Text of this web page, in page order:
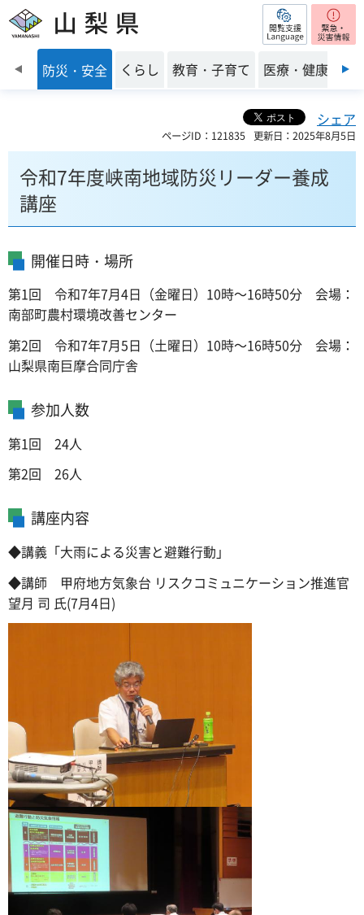
山梨県 閲覧支援
防災・安全 くらし 教育・子育て 医療・健康・福
シェア
ページID：121835 更新日：2025年8月5日
令和7年度峡南地域防災リーダー養成
講座
開催日時・場所
第1回 令和7年7月4日（金曜日）10時～16時50分 会場：
南部町農村環境改善センター
第2回 令和7年7月5日（土曜日）10時～16時50分 会場：
山梨県南巨摩合同庁舎
参加人数
第1回 24人
第2回 26人
講座内容
◆講義「大雨による災害と避難行動」
◆講師 甲府地方気象台 リスクコミュニケーション推進官
望月 司 氏(7月4日)